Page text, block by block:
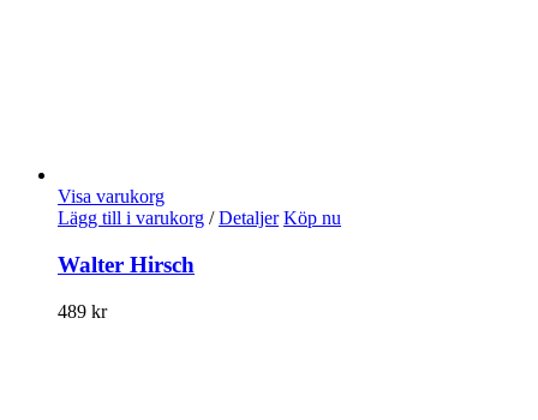
Visa varukorg
Lägg till i varukorg / Detaljer Köp nu
Walter Hirsch
489 kr